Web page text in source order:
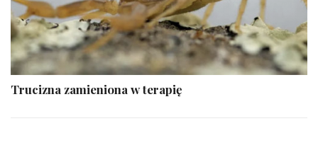
Trucizna zamieniona w terapię